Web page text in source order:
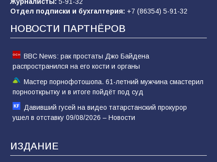
конкурса «Большая перемена»
Отдел подписки и бухгалтерия: +7 (86354) 5-91-32
НОВОСТИ ПАРТНЁРОВ
BBC News: рак простаты Джо Байдена
распространился на его кости и органы
Мастер порнофотошопа. 61-летний мужчина смастерил
порнооткрытку и в итоге пойдёт под суд
Давивший гусей на видео татарстанский прокурор
ушел в отставку 09/08/2026 – Новости
ИЗДАНИЕ